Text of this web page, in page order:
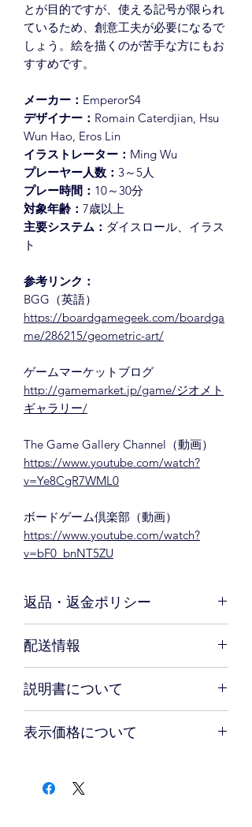
とが目的ですが、使える記号が限られ
ているため、創意工夫が必要になるで
しょう。絵を描くのが苦手な方にもお
すすめです。
メーカー： EmperorS4
デザイナー： Romain Caterdjian, Hsu
Wun Hao, Eros Lin
イラストレーター： Ming Wu
プレーヤー人数： 3～5人
プレー時間： 10～30分
対象年齢： 7歳以上
主要システム： ダイスロール、イラス
ト
参考リンク：
BGG（英語）
https://boardgamegeek.com/boardga
me/286215/geometric-art/
ゲームマーケットブログ
http://gamemarket.jp/game/ジオメト
ギャラリー/
The Game Gallery Channel（動画）
https://www.youtube.com/watch?
v=Ye8CgR7WML0
ボードゲーム倶楽部（動画）
https://www.youtube.com/watch?
v=bF0_bnNT5ZU
返品・返金ポリシー
しております。初期不良による返品時
の送料は当店で負担いたします。
配送情報
円）。総額11,000円（税込）以上の場
合は全国一律送料無料。ご注文から3
日以内に発送いたします。
説明書について
カードの対照表）が付属しています。
表示価格について
記の送料がかかります。